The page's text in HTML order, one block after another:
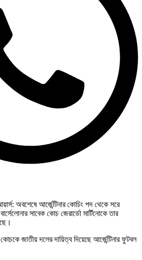
অবশেষে আর্জেন্টিনার কোচিং পদ থেকে সরে
সাবেক কোচ জেরার্ডো মার্টিনোকে তার
কোচকে জাতীয় দলের দায়িত্ব দিয়েছে আর্জেন্টিনার ফুটবল